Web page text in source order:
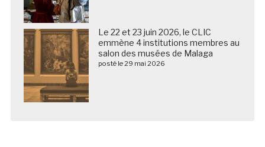
Le 22 et 23 juin 2026, le CLIC
emmène 4 institutions membres au
salon des musées de Malaga
posté le 29 mai 2026